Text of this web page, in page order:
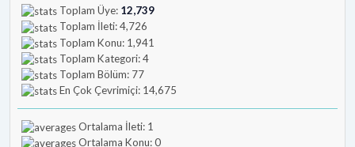
Toplam Üye: 12,739
Toplam İleti: 4,726
Toplam Konu: 1,941
Toplam Kategori: 4
Toplam Bölüm: 77
En Çok Çevrimiçi: 14,675
Ortalama İleti: 1
Ortalama Konu: 0